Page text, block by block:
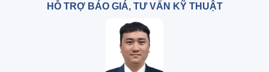
HỖ TRỢ BÁO GIÁ, TƯ VẤN KỸ THUẬT